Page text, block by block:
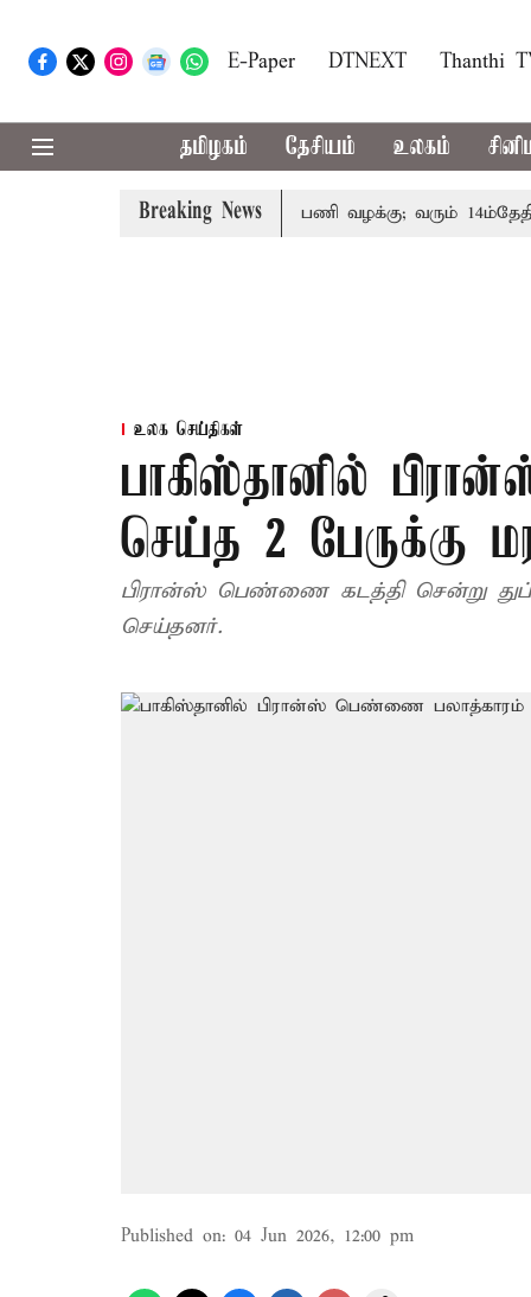
E-Paper DTNEXT Thanthi
தமிழகம் தேசியம் உலகம்
Breaking News
குடும்பத்தினருக்கு அரசுப்பணி வழக்கு; வரும் 14ம்தேதி
உலக செய்திகள்
பாகிஸ்தானில்
செய்த 2
பிரான்ஸ் பெண்ணை கடத்தி சென்று
செய்தனர்.
Published on: 04 Jun 2026, 12:00 pm